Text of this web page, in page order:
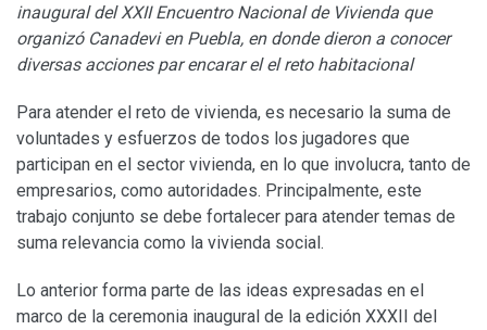
inaugural del XXII Encuentro Nacional de Vivienda que
organizó Canadevi en Puebla, en donde dieron a conocer
diversas acciones par encarar el el reto habitacional
Para atender el reto de vivienda, es necesario la suma de
voluntades y esfuerzos de todos los jugadores que
participan en el sector vivienda, en lo que involucra, tanto de
empresarios, como autoridades. Principalmente, este
trabajo conjunto se debe fortalecer para atender temas de
suma relevancia como la vivienda social.
Lo anterior forma parte de las ideas expresadas en el
marco de la ceremonia inaugural de la edición XXXII del